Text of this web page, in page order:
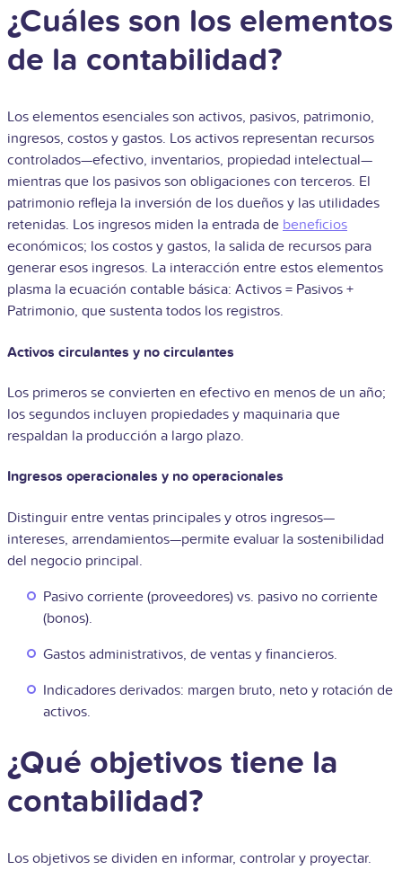
¿Cuáles son los elementos
de la contabilidad?
Los elementos esenciales son activos, pasivos, patrimonio,
ingresos, costos y gastos. Los activos representan recursos
controlados—efectivo, inventarios, propiedad intelectual—
mientras que los pasivos son obligaciones con terceros. El
patrimonio refleja la inversión de los dueños y las utilidades
retenidas. Los ingresos miden la entrada de beneficios
económicos; los costos y gastos, la salida de recursos para
generar esos ingresos. La interacción entre estos elementos
plasma la ecuación contable básica: Activos = Pasivos +
Patrimonio, que sustenta todos los registros.
Activos circulantes y no circulantes
Los primeros se convierten en efectivo en menos de un año;
los segundos incluyen propiedades y maquinaria que
respaldan la producción a largo plazo.
Ingresos operacionales y no operacionales
Distinguir entre ventas principales y otros ingresos—
intereses, arrendamientos—permite evaluar la sostenibilidad
del negocio principal.
Pasivo corriente (proveedores) vs. pasivo no corriente
(bonos).
Gastos administrativos, de ventas y financieros.
Indicadores derivados: margen bruto, neto y rotación de
activos.
¿Qué objetivos tiene la
contabilidad?
Los objetivos se dividen en informar, controlar y proyectar.